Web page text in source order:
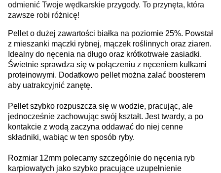
odmienić Twoje wędkarskie przygody. To przynęta, która
zawsze robi różnicę!
Pellet o dużej zawartości białka na poziomie 25%. Powstał
z mieszanki mączki rybnej, mączek roślinnych oraz ziaren.
Idealny do nęcenia na długo oraz krótkotrwałe zasiadki.
Świetnie sprawdza się w połączeniu z nęceniem kulkami
proteinowymi. Dodatkowo pellet można zalać boosterem
aby uatrakcyjnić zanętę.
Pellet szybko rozpuszcza się w wodzie, pracując, ale
jednocześnie zachowując swój kształt. Jest twardy, a po
kontakcie z wodą zaczyna oddawać do niej cenne
składniki, wabiąc w ten sposób ryby.
Rozmiar 12mm polecamy szczególnie do nęcenia ryb
karpiowatych jako szybko pracujące uzupełnienie